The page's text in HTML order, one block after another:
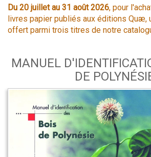
Du 20 juillet au 31 août 2026, pour
livres papier publiés aux éditions Quæ,
offert parmi trois titres de notre
MANUEL
DE